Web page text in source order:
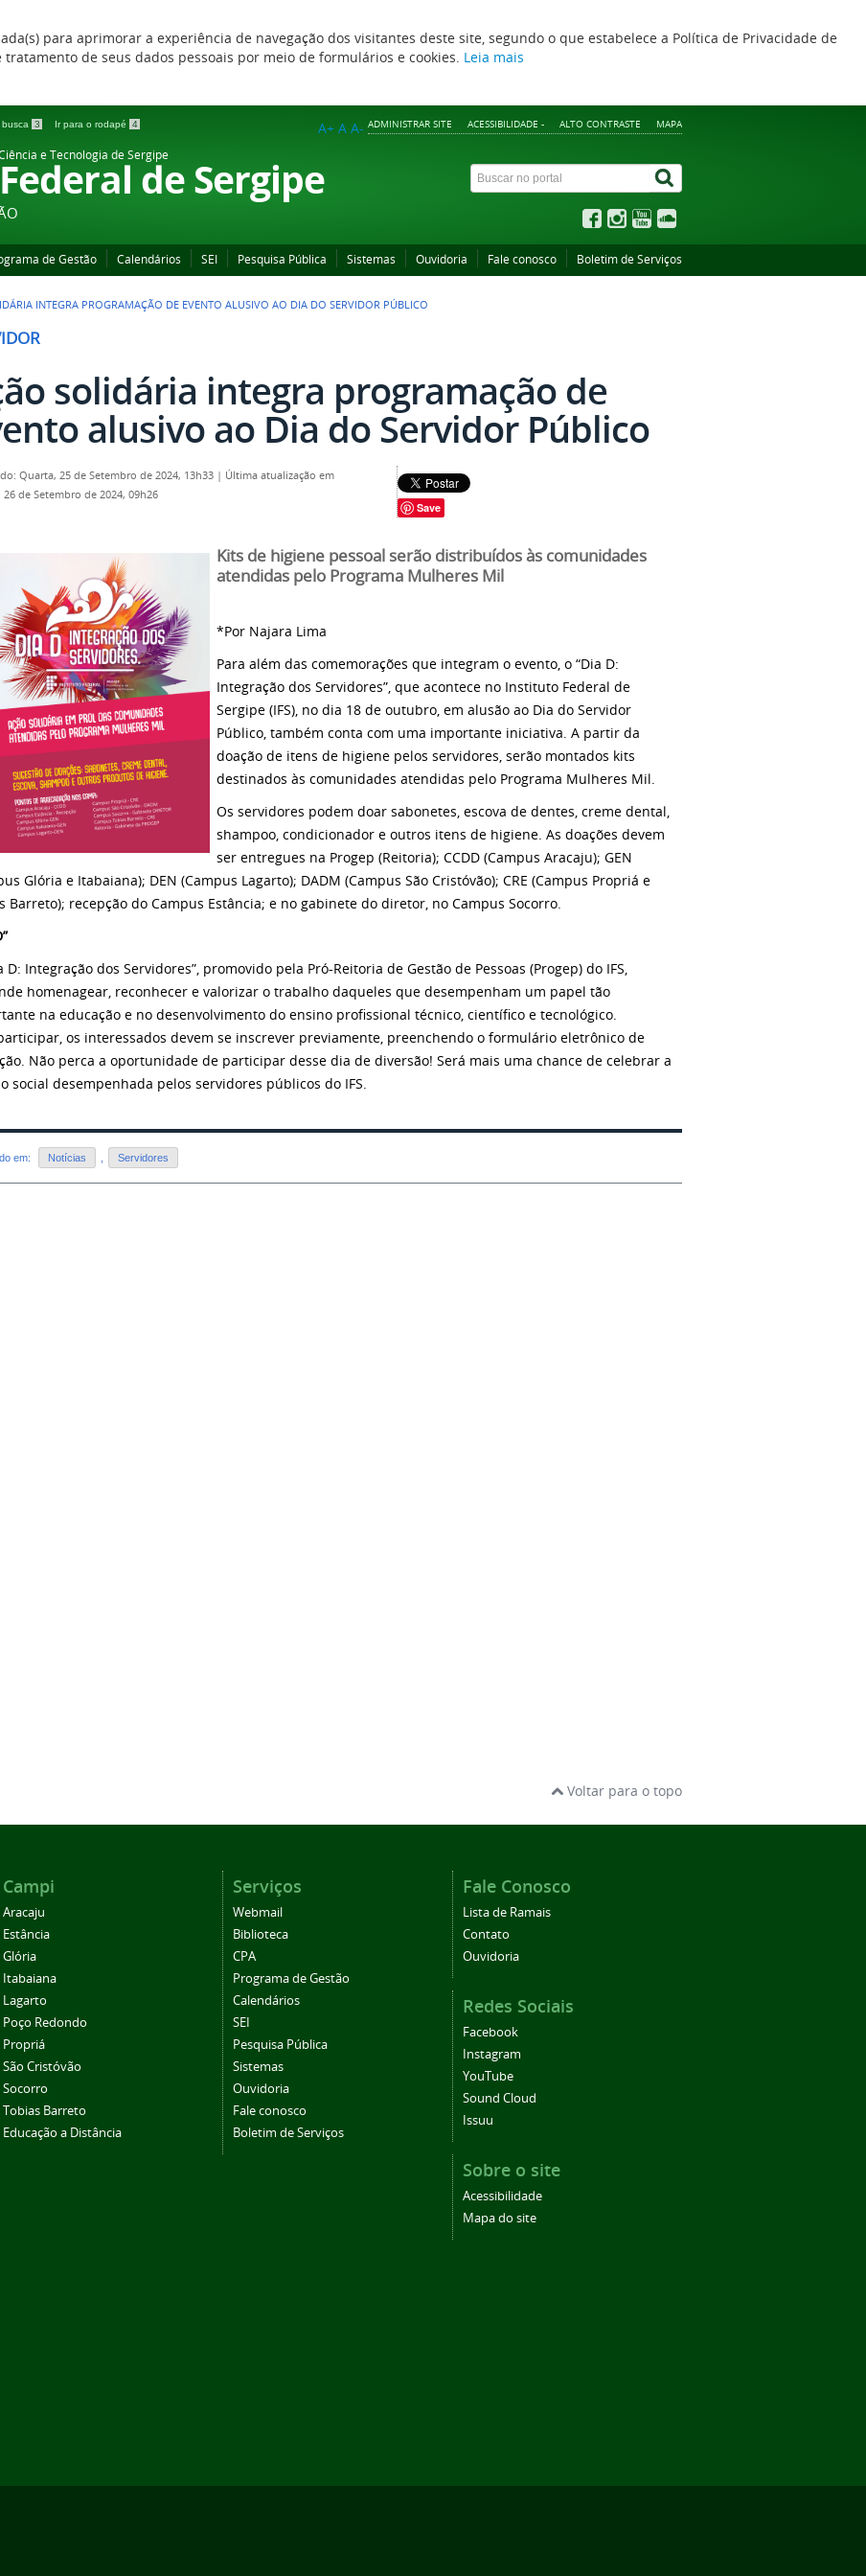
para aprimorar a experiência de navegação dos visitantes deste site, segundo o que estabelece a Política de Privacidade de
de seus dados pessoais por meio de formulários e cookies. Leia mais
3 Ir para o rodapé 4 ADMINISTRAR SITE ACESSIBILIDADE - ALTO CONTRASTE MAPA
A+ A A-
e Tecnologia de Sergipede Sergipe
de Gestão Calendários SEI Pesquisa Pública Sistemas Ouvidoria Fale conosco Boletim de Serviços
INTEGRA PROGRAMAÇÃO DE EVENTO ALUSIVO AO DIA DO SERVIDOR PÚBLICO
solidária integra programação de
alusivo ao Dia do Servidor Público
Quarta, 25 de Setembro de 2024, 13h33 | Última atualização em
de Setembro de 2024, 09h26
Save
Kits de higiene pessoal serão distribuídos às comunidades
atendidas pelo Programa Mulheres Mil
*Por Najara Lima
Para além das comemorações que integram o evento, o “Dia D:
Integração dos Servidores”, que acontece no Instituto Federal de
Sergipe (IFS), no dia 18 de outubro, em alusão ao Dia do Servidor
Público, também conta com uma importante iniciativa. A partir da
doação de itens de higiene pelos servidores, serão montados kits
destinados às comunidades atendidas pelo Programa Mulheres Mil.
Os servidores podem doar sabonetes, escova de dentes, creme dental,
shampoo, condicionador e outros itens de higiene. As doações devem
ser entregues na Progep (Reitoria); CCDD (Campus Aracaju); GEN
Glória e Itabaiana); DEN (Campus Lagarto); DADM (Campus São Cristóvão); CRE (Campus Propriá e
Barreto); recepção do Campus Estância; e no gabinete do diretor, no Campus Socorro.
D: Integração dos Servidores”, promovido pela Pró-Reitoria de Gestão de Pessoas (Progep) do IFS,
homenagear, reconhecer e valorizar o trabalho daqueles que desempenham um papel tão
na educação e no desenvolvimento do ensino profissional técnico, científico e tecnológico.
os interessados devem se inscrever previamente, preenchendo o formulário eletrônico de
Não perca a oportunidade de participar desse dia de diversão! Será mais uma chance de celebrar a
social desempenhada pelos servidores públicos do IFS.
em: Notícias Servidores
Voltar para o topo
Campi
Aracaju
Estância
Glória
Itabaiana
Lagarto
Poço Redondo
Propriá
São Cristóvão
Socorro
Tobias Barreto
Educação a Distância
Serviços
Webmail
Biblioteca
CPA
Programa de Gestão
Calendários
SEI
Pesquisa Pública
Sistemas
Ouvidoria
Fale conosco
Boletim de Serviços
Fale Conosco
Lista de Ramais
Contato
Ouvidoria
Redes Sociais
Facebook
Instagram
YouTube
Sound Cloud
Issuu
Sobre o site
Acessibilidade
Mapa do site